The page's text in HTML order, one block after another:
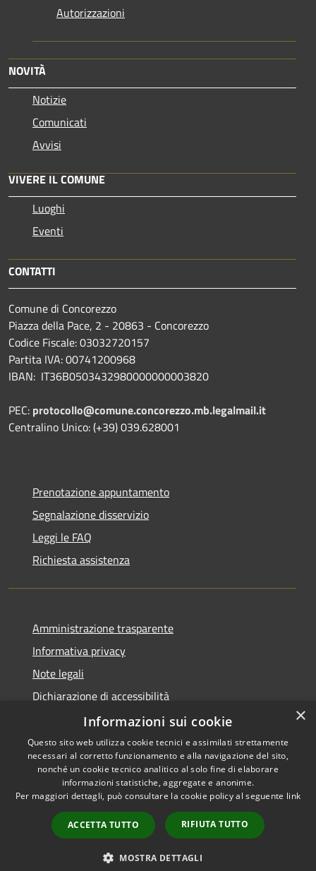
Autorizzazioni
NOVITÀ
Notizie
Comunicati
Avvisi
VIVERE IL COMUNE
Luoghi
Eventi
CONTATTI
Comune di Concorezzo
Piazza della Pace, 2 - 20863 - Concorezzo
Codice Fiscale: 03032720157
Partita IVA: 00741200968
IBAN: IT36B0503432980000000003820
PEC: protocollo@comune.concorezzo.mb.legalmail.it
Centralino Unico: (+39) 039.628001
Prenotazione appuntamento
Segnalazione disservizio
Leggi le FAQ
Richiesta assistenza
Amministrazione trasparente
Informativa privacy
Note legali
Dichiarazione di accessibilità
Whistleblowing
RSS
Accessibilità
Copyright © 2026 • Comune di
Concorezzo • Powered by
Municipium•
Accesso
redazione
×
Informazioni sui cookie
Questo sito web utilizza cookie tecnici e assimilati strettamente
necessari al corretto funzionamento e alla navigazione del sito,
nonché un cookie tecnico analitico al solo fine di elaborare
informazioni statistiche, aggregate e anonime.
Per maggiori dettagli, può consultare la cookie policy al seguente link
ACCETTA TUTTO RIFIUTA TUTTO
MOSTRA DETTAGLI